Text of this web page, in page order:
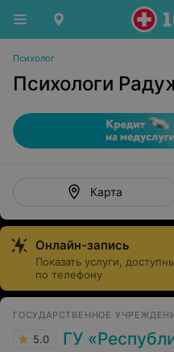
Психолог
Психологи
Карта
Онлайн-запись
Показать услуги,
по телефону
ГОСУДАРСТВЕННОЕ
5.0 ГУ «Республиканский научно-практический центр